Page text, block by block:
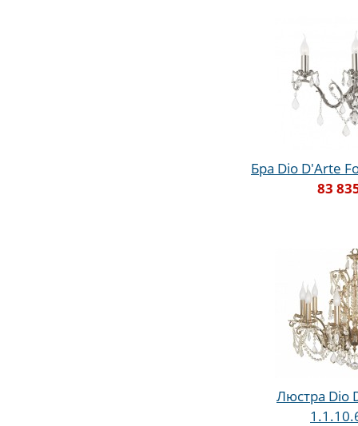
Бра Dio D'Arte
83
Люстра Dio